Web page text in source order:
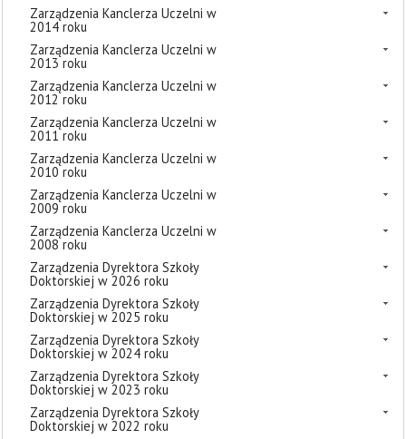
Zarządzenia Kanclerza Uczelni w
2014 roku
Zarządzenia Kanclerza Uczelni w
2013 roku
Zarządzenia Kanclerza Uczelni w
2012 roku
Zarządzenia Kanclerza Uczelni w
2011 roku
Zarządzenia Kanclerza Uczelni w
2010 roku
Zarządzenia Kanclerza Uczelni w
2009 roku
Zarządzenia Kanclerza Uczelni w
2008 roku
Zarządzenia Dyrektora Szkoły
Doktorskiej w 2026 roku
Zarządzenia Dyrektora Szkoły
Doktorskiej w 2025 roku
Zarządzenia Dyrektora Szkoły
Doktorskiej w 2024 roku
Zarządzenia Dyrektora Szkoły
Doktorskiej w 2023 roku
Zarządzenia Dyrektora Szkoły
Doktorskiej w 2022 roku